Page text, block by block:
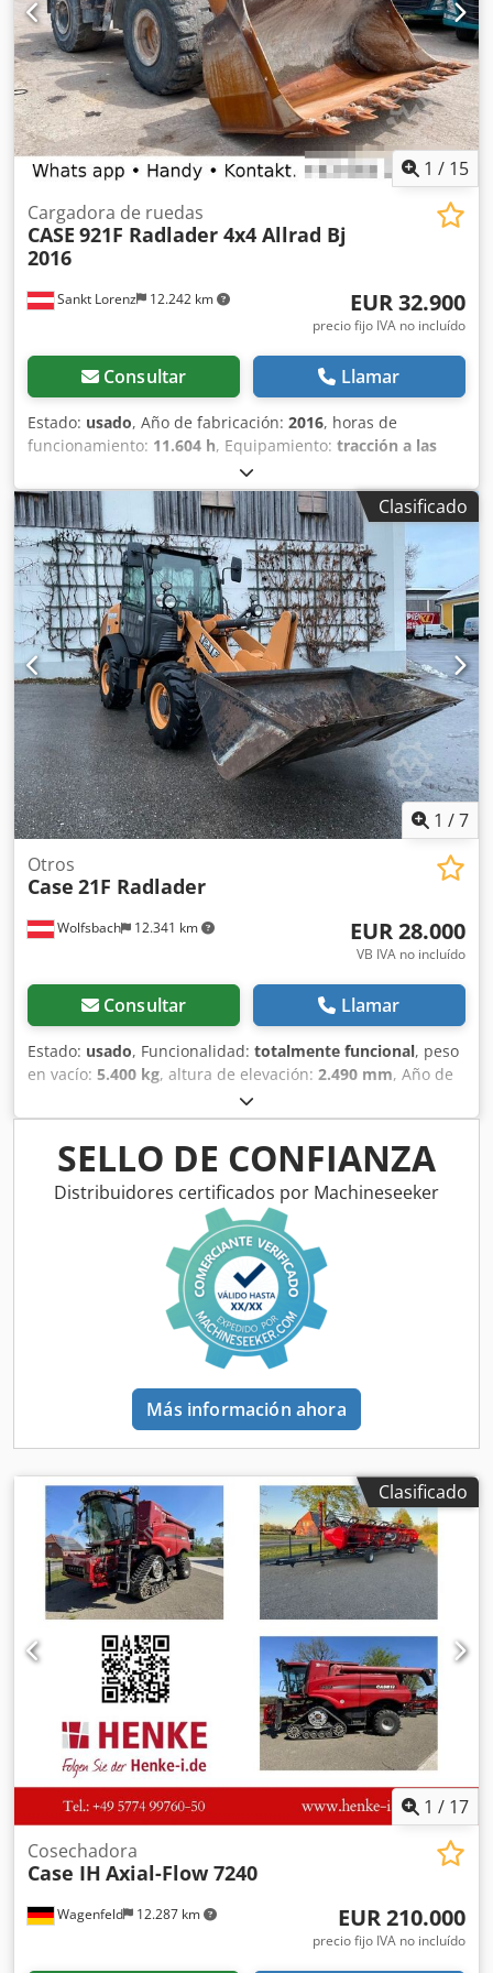
1 / 15
Sankt Lorenz 12.242 km
Cargadora de ruedas
CASE 921F Radlader 4x4 Allrad Bj
2016
EUR 32.900
precio fijo IVA no incluído
Consultar Llamar
Estado: usado, Año de fabricación: 2016, horas de
funcionamiento: 11.604 h, Equipamiento: tracción a las
, Llamar (Contacto · Teléfono · Móvil ·
WhatsApp) * Cargadora de ruedas Case 921F 4x4 con
tracción total * Calefacción / Aire acondicionado * Año de
fabricación: 2016 * Número de identificación del vehículo
(VIN): FNH921F1NGHE12139 * Potencia: 190 kW * Peso en
vacío: 19680 kg * Peso total: 21600 kg * Horas de uso:
11604 * Disponibles 3 unidades * Precio bajo consulta
Dcodpfekq Amfjx Airek * Toda la información
proporcionada no es vinculante.
Clasificado
1 /7
Wolfsbach 12.341 km
Otros
Case 21F Radlader
EUR 28.000
VB IVA no incluído
Consultar Llamar
Estado: usado, Funcionalidad: totalmente funcional, peso
en vacío: 5.400 kg, altura de elevación: 2.490 mm, Año de
, horas de funcionamiento:
longitud total:5.550 mm, altura de construcción:2.500
, tipo de accionamiento:Diesel Motor , ancho de
construcción:1.950 mm, Otros Dedjwlxgajpfx Aireck Clase
de velocidad: 25 Estado técnico: normal Estado de la
SELLO DE CONFIANZA
Distribuidores certificados por Machineseeker
Más información ahora
Clasificado
1 / 17
Wagenfeld 12.287 km
Cosechadora
Case IH Axial-Flow 7240
EUR 210.000
precio fijo IVA no incluído